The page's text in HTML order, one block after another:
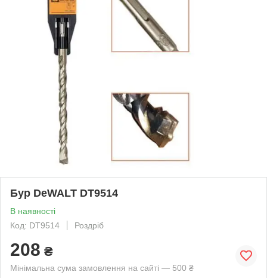
Бур DeWALT DT9514
В наявності
Код: DT9514
Роздріб
208 ₴
Мінімальна сума замовлення на сайті — 500 ₴